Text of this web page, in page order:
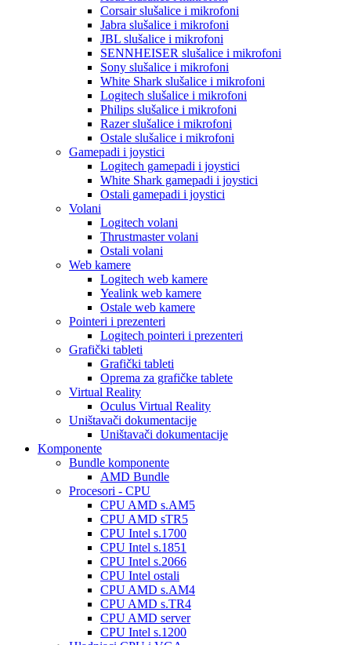
Corsair slušalice i mikrofoni
Jabra slušalice i mikrofoni
JBL slušalice i mikrofoni
SENNHEISER slušalice i mikrofoni
Sony slušalice i mikrofoni
White Shark slušalice i mikrofoni
Logitech slušalice i mikrofoni
Philips slušalice i mikrofoni
Razer slušalice i mikrofoni
Ostale slušalice i mikrofoni
Gamepadi i joystici
Logitech gamepadi i joystici
White Shark gamepadi i joystici
Ostali gamepadi i joystici
Volani
Logitech volani
Thrustmaster volani
Ostali volani
Web kamere
Logitech web kamere
Yealink web kamere
Ostale web kamere
Pointeri i prezenteri
Logitech pointeri i prezenteri
Grafički tableti
Grafički tableti
Oprema za grafičke tablete
Virtual Reality
Oculus Virtual Reality
Uništavači dokumentacije
Uništavači dokumentacije
Komponente
Bundle komponente
AMD Bundle
Procesori - CPU
CPU AMD s.AM5
CPU AMD sTR5
CPU Intel s.1700
CPU Intel s.1851
CPU Intel s.2066
CPU Intel ostali
CPU AMD s.AM4
CPU AMD s.TR4
CPU AMD server
CPU Intel s.1200